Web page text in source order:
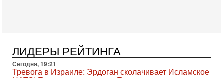
Президент США Дональд Трамп сегодня заявил, что
Ормузский пролив может быть открыт «очень скоро». По
его словам, если этого не произойдет, Иран ждет
ЛИДЕРЫ РЕЙТИНГА
Сегодня, 19:21
Тревога в Израиле: Эрдоган сколачивает Исламское